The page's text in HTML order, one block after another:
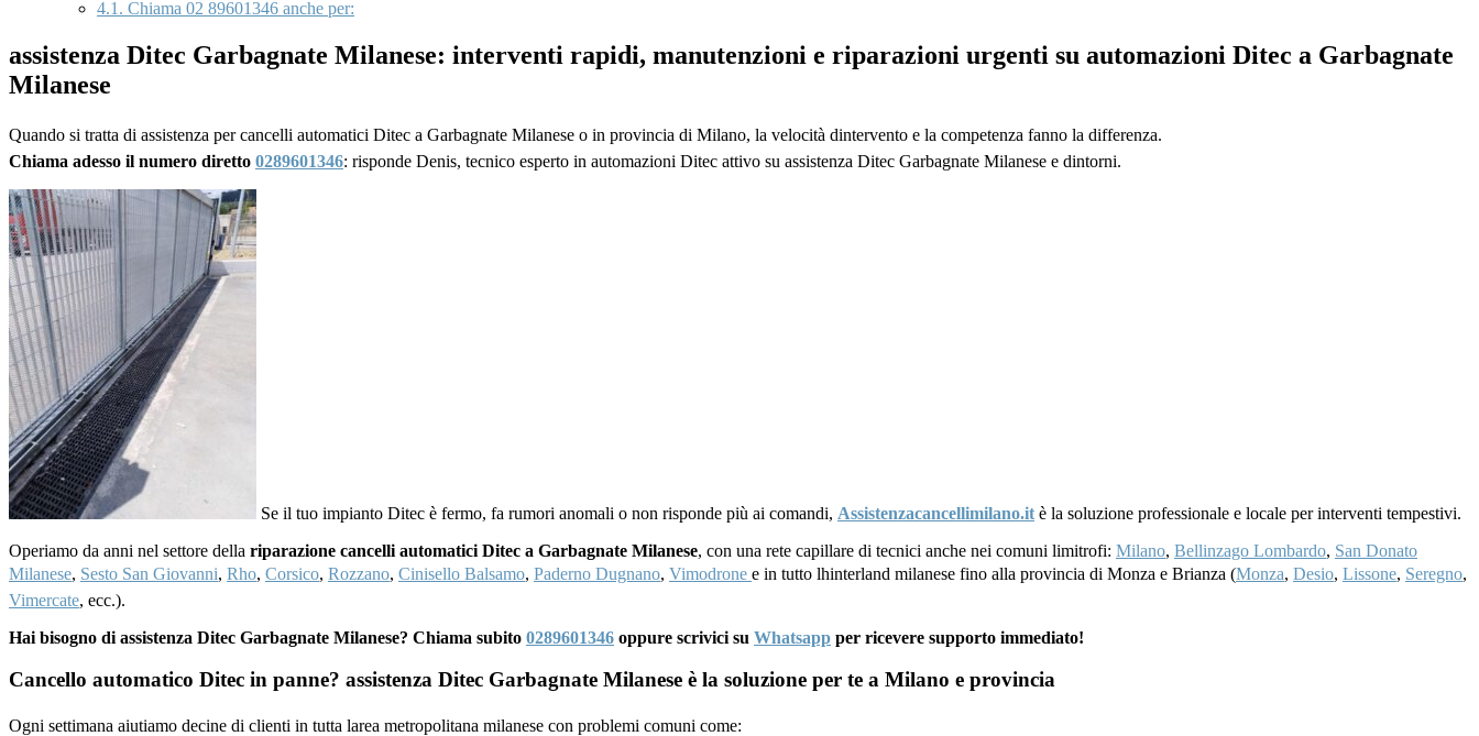
4.1. Chiama 02 89601346 anche per:
assistenza Ditec Garbagnate Milanese: interventi rapidi, manutenzioni e riparazioni urgenti su automazioni Ditec a Garbagnate
Milanese
Quando si tratta di assistenza per cancelli automatici Ditec a Garbagnate Milanese o in provincia di Milano, la velocità dintervento e la competenza fanno la differenza.
Chiama adesso il numero diretto 0289601346: risponde Denis, tecnico esperto in automazioni Ditec attivo su assistenza Ditec Garbagnate Milanese e dintorni.
Se il tuo impianto Ditec è fermo, fa rumori anomali o non risponde più ai comandi, Assistenzacancellimilano.it è la soluzione professionale e locale per interventi tempestivi.
Operiamo da anni nel settore della riparazione cancelli automatici Ditec a Garbagnate Milanese, con una rete capillare di tecnici anche nei comuni limitrofi: Milano, Bellinzago Lombardo, San Donato
Milanese, Sesto San Giovanni, Rho, Corsico, Rozzano, Cinisello Balsamo, Paderno Dugnano, Vimodrone e in tutto lhinterland milanese fino alla provincia di Monza e Brianza (Monza, Desio, Lissone, Seregno,
Vimercate, ecc.).
Hai bisogno di assistenza Ditec Garbagnate Milanese? Chiama subito 0289601346 oppure scrivici su Whatsapp per ricevere supporto immediato!
Cancello automatico Ditec in panne? assistenza Ditec Garbagnate Milanese è la soluzione per te a Milano e provincia
Ogni settimana aiutiamo decine di clienti in tutta larea metropolitana milanese con problemi comuni come: